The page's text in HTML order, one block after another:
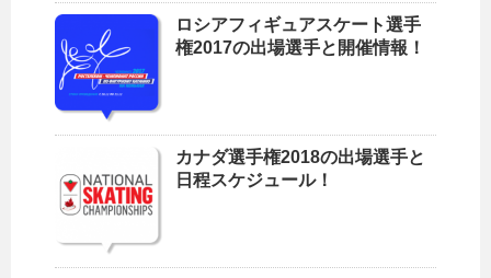
ロシアフィギュアスケート選手
権2017の出場選手と開催情報！
カナダ選手権2018の出場選手と
日程スケジュール！